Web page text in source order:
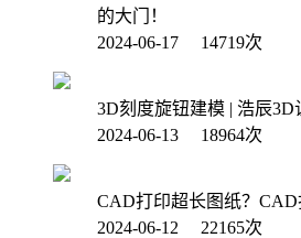
的大门！
2024-06-17 14719次
3D刻度旋钮建模 | 浩辰3D
2024-06-13 18964次
CAD打印超长图纸？CAD
2024-06-12 22165次